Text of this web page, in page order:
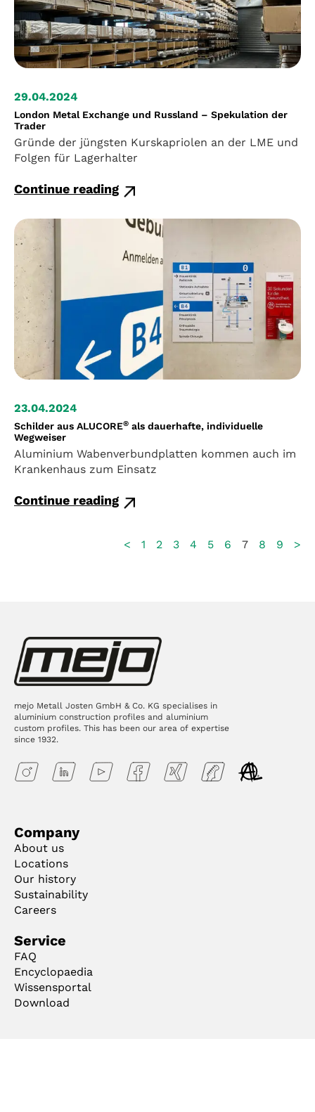
29.04.2024
London Metal Exchange und Russland – Spekulation der
Trader
Gründe der jüngsten Kurskapriolen an der LME und
Folgen für Lagerhalter
Continue reading
23.04.2024
Schilder aus ALUCORE® als dauerhafte, individuelle
Wegweiser
Aluminium Wabenverbundplatten kommen auch im
Krankenhaus zum Einsatz
Continue reading
< 1 2 3 4 5 6 7 8 9 >
mejo Metall Josten GmbH & Co. KG specialises in
aluminium construction profiles and aluminium
custom profiles. This has been our area of expertise
since 1932.
Company
About us
Locations
Our history
Sustainability
Careers
Service
FAQ
Encyclopaedia
Wissensportal
Download